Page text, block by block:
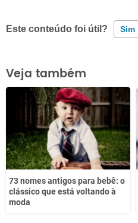
Este conteúdo foi útil? Sim
Este conteúdo contém
Este conteúdo não tem a
Outro
Veja também
73 nomes antigos para bebê: o
clássico que está voltando à
moda